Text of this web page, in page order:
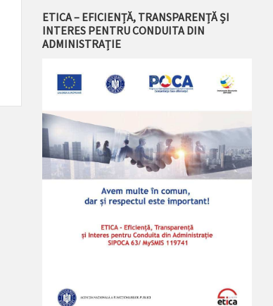
ETICA – EFICIENȚĂ, TRANSPARENȚĂ ȘI
INTERES PENTRU CONDUITA DIN
ADMINISTRAȚIE